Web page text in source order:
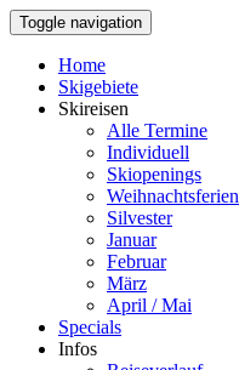
Toggle navigation
Home
Skigebiete
Skireisen
Alle Termine
Individuell
Skiopenings
Weihnachtsferien
Silvester
Januar
Februar
März
April / Mai
Specials
Infos